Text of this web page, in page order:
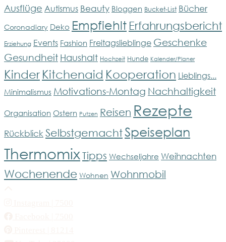
Ausflüge Autismus Beauty Bloggen Bucket-List Bücher
Coronadiary Deko Empfiehlt Erfahrungsbericht
Erziehung Events Fashion Freitagslieblinge Geschenke
Gesundheit Haushalt Hochzeit Hunde Kalender/Planer
Kinder Kitchenaid Kooperation Lieblings...
Minimalismus Motivations-Montag Nachhaltigkeit
Organisation Ostern Putzen Reisen Rezepte
Rückblick SelbstgemachtSpeiseplan
Thermomix Tipps Wechseljahre Weihnachten
Wochenende Wohnen Wohnmobil